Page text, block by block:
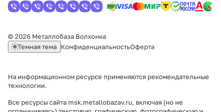
© 2026 Металлобаза Волхонка
Темная тема КонфиденциальностьОферта
На информационном ресурсе применяются рекомендательные
технологии.
Все ресурсы сайта msk.metallobazav.ru, включая (но не